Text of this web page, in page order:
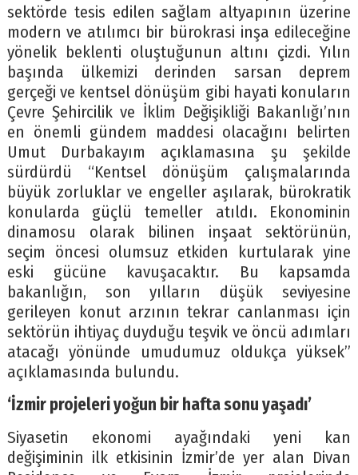
sektörde tesis edilen sağlam altyapının üzerine
modern ve atılımcı bir bürokrasi inşa edileceğine
yönelik beklenti oluştuğunun altını çizdi. Yılın
başında ülkemizi derinden sarsan deprem
gerçeği ve kentsel dönüşüm gibi hayati konuların
Çevre Şehircilik ve İklim Değişikliği Bakanlığı’nın
en önemli gündem maddesi olacağını belirten
Umut Durbakayım açıklamasına şu şekilde
sürdürdü “Kentsel dönüşüm çalışmalarında
büyük zorluklar ve engeller aşılarak, bürokratik
konularda güçlü temeller atıldı. Ekonominin
dinamosu olarak bilinen inşaat sektörünün,
seçim öncesi olumsuz etkiden kurtularak yine
eski gücüne kavuşacaktır. Bu kapsamda
bakanlığın, son yılların düşük seviyesine
gerileyen konut arzının tekrar canlanması için
sektörün ihtiyaç duyduğu teşvik ve öncü adımları
atacağı yönünde umudumuz oldukça yüksek”
açıklamasında bulundu.
‘İzmir projeleri yoğun bir hafta sonu yaşadı’
Siyasetin ekonomi ayağındaki yeni kan
değişiminin ilk etkisinin İzmir’de yer alan Divan